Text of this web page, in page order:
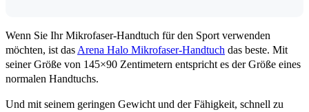
Wenn Sie Ihr Mikrofaser-Handtuch für den Sport verwenden
möchten, ist das Arena Halo Mikrofaser-Handtuch das beste. Mit
seiner Größe von 145×90 Zentimetern entspricht es der Größe eines
normalen Handtuchs.
Und mit seinem geringen Gewicht und der Fähigkeit, schnell zu